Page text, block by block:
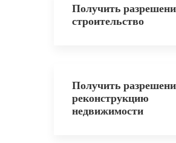
Получить
строительство
Получить
реконструкцию
недвижимости